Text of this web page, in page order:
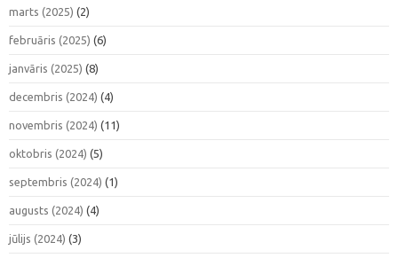
marts (2025) (2)
februāris (2025) (6)
janvāris (2025) (8)
decembris (2024) (4)
novembris (2024) (11)
oktobris (2024) (5)
septembris (2024) (1)
augusts (2024) (4)
jūlijs (2024) (3)